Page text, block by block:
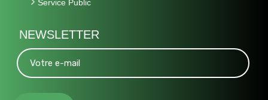
Service Public
NEWSLETTER